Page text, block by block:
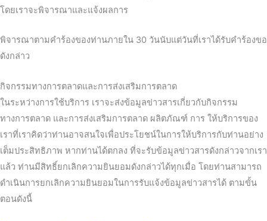
โดยเราจะพิจารณาและแจ้งผลการ
พิจารณาตามคำร้องของท่านภายใน 30 วันนับแต่วันที่เราได้รับคำร้องขอ
ดังกล่าว
กิจกรรมทางการตลาดและการส่งเสริมการตลาด
ในระหว่างการใช้บริการ เราจะส่งข้อมูลข่าวสารเกี่ยวกับกิจกรรม
ทางการตลาด และการส่งเสริมการตลาด ผลิตภัณฑ์ การ ให้บริการของ
เราที่เราคิดว่าท่านอาจสนใจเพื่อประโยชน์ในการให้บริการกับท่านอย่าง
เต็มประสิทธิภาพ หากท่านได้ตกลง ที่จะรับข้อมูลข่าวสารดังกล่าวจากเรา
แล้ว ท่านมีสิทธิ์ยกเลิกความยินยอมดังกล่าวได้ทุกเมื่อ โดยท่านสามารถ
ดำเนินการยกเลิกความยินยอมในการรับแจ้งข้อมูลข่าวสารได้ ตามขั้น
ตอนดังนี้